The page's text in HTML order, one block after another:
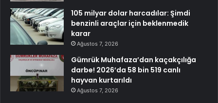
105 milyar dolar harcadılar: Şimdi
benzinli araçlar için beklenmedik
karar
Ağustos 7, 2026
Gümrük Muhafaza’dan kaçakçılığa
darbe! 2026’da 58 bin 519 canlı
hayvan kurtarıldı
Ağustos 7, 2026